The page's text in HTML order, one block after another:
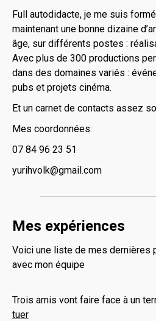
Full autodidacte, je me suis
maintenant une bonne dizaine
âge, sur différents postes :
Avec plus de 300 productions
dans des domaines variés :
pubs et projets cinéma.
Et un carnet de contacts assez
Mes coordonnées:
‭07 84 96 23 51‬
yurihvolk@gmail.com
Mes expériences
Voici une liste de mes dernières
avec mon équipe
Trois amis vont faire face à un
tuer